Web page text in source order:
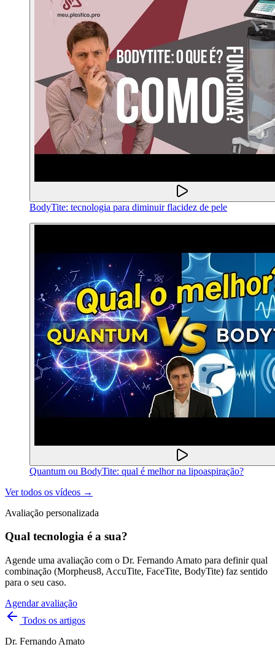
BodyTite: tecnologia para diminuir flacidez de pele
Quantum ou BodyTite: qual é melhor na lipoaspiração?
Ver todos os vídeos →
Avaliação personalizada
Qual tecnologia é a sua?
Agende uma avaliação com o Dr. Fernando Amato para definir qual
combinação (Morpheus8, AccuTite, FaceTite, BodyTite) faz sentido
para o seu caso.
Agendar avaliação
Todos os artigos
Dr. Fernando Amato